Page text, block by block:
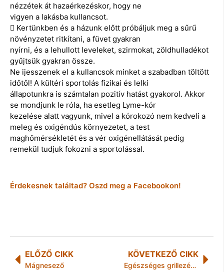
nézzétek át hazaérkezéskor, hogy ne
vigyen a lakásba kullancsot.
 Kertünkben és a házunk előtt próbáljuk meg a sűrű
növényzetet ritkítani, a füvet gyakran
nyírni, és a lehullott leveleket, szirmokat, zöldhulladékot
gyűjtsük gyakran össze.
Ne ijesszenek el a kullancsok minket a szabadban töltött
időtől! A kültéri sportolás fizikai és lelki
állapotunkra is számtalan pozitív hatást gyakorol. Akkor
se mondjunk le róla, ha esetleg Lyme-kór
kezelése alatt vagyunk, mivel a kórokozó nem kedveli a
meleg és oxigéndús környezetet, a test
maghőmérsékletét és a vér oxigénellátását pedig
remekül tudjuk fokozni a sportolással.
Érdekesnek találtad? Oszd meg a Facebookon!
ELŐZŐ CIKK
Mágnesező
KÖVETKEZŐ CIKK
Egészséges grillezés: Hogyan csökkenthetjük a rákkeltő anyagok képződését?